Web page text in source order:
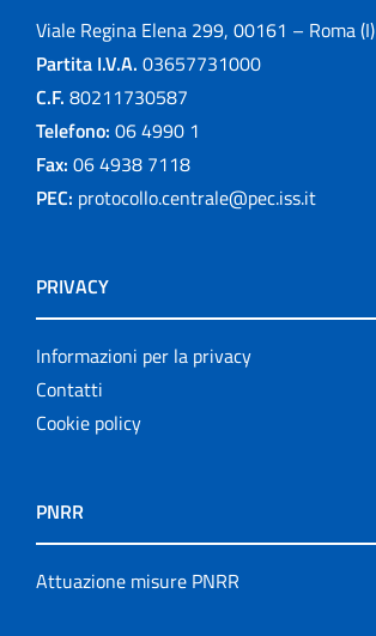
Viale Regina Elena 299, 00161 – Roma (I)
Partita I.V.A. 03657731000
C.F. 80211730587
Telefono: 06 4990 1
Fax: 06 4938 7118
PEC: protocollo.centrale@pec.iss.it
PRIVACY
Informazioni per la privacy
Contatti
Cookie policy
PNRR
Attuazione misure PNRR